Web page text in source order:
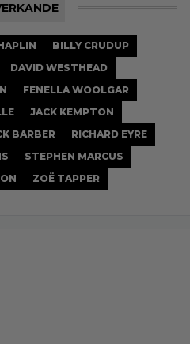
BILLY CRUDUP
DAVID WESTHEAD
FENELLA WOOLGAR
JACK KEMPTON
BARBER
RICHARD EYRE
STEPHEN MARCUS
ZOË TAPPER